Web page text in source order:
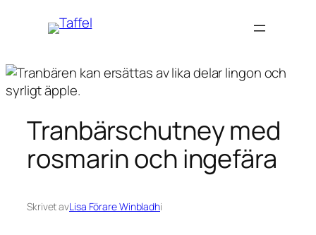
Tranbärschutney med
rosmarin och ingefära
Skrivet avLisa Förare Winbladhi